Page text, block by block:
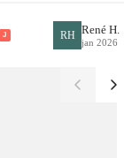
voor een hotel-
J RH René H.
jan 2026